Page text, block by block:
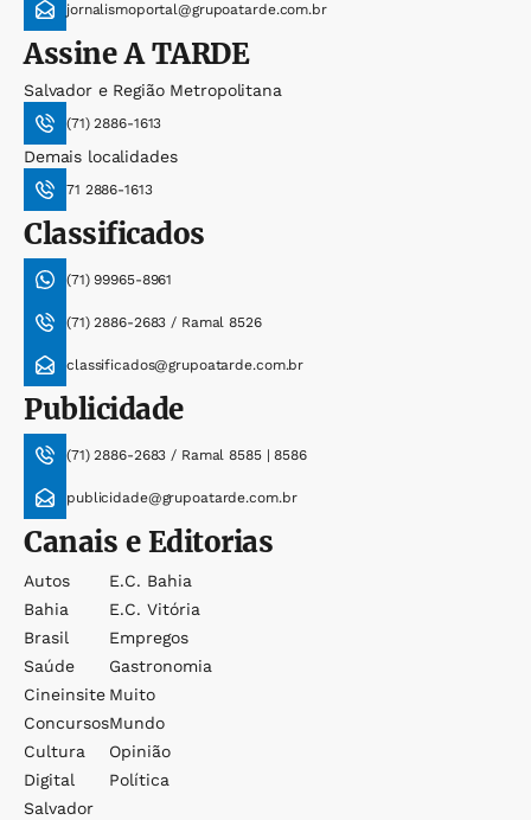
jornalismoportal@grupoatarde.com.br
AssineA TARDE
Salvador e Região Metropolitana
(71) 2886-1613
Demais localidades
71 2886-1613
Classificados
(71) 99965-8961
(71) 2886-2683 / Ramal 8526
classificados@grupoatarde.com.br
Publicidade
(71) 2886-2683 / Ramal 8585 | 8586
publicidade@grupoatarde.com.br
Canais e Editorias
Autos
Bahia
Brasil
Saúde
Cineinsite
Concursos
Cultura
Digital
Salvador
E.c. Bahia
E.c. Vitória
Empregos
Gastronomia
Muito
Mundo
Opinião
Política